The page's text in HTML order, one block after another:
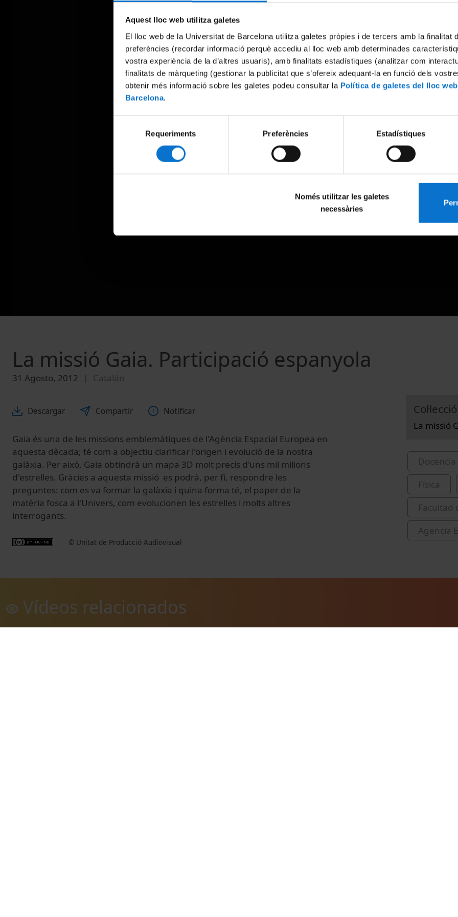
Aquest lloc web utilitza galetes
El lloc web de la Universitat de Barcelona utilitza galetes pròpies i de tercers amb la finalitat
preferències (recordar informació perquè accediu al lloc web amb determinades
vostra experiència de la d’altres usuaris), amb finalitats estadístiques (analitzar com
finalitats de màrqueting (gestionar la publicitat que s’ofereix adequant-la en funció dels
obtenir més informació sobre les galetes podeu consultar la Política de galetes del lloc
Barcelona.
consentiment
Requeriments Preferències Estadístiques
Només utilitzar les galetes
necessàries
Try again
La missió Gaia. Participació espanyola
31 Agosto, 2012 Catalán
Descargar Compartir Notificar
Gaia és una de les missions emblemàtiques de l'Agència Espacial Europea en
aquesta dècada; té com a objectiu clarificar l'origen i evolució de la nostra
galàxia. Per això, Gaia obtindrà un mapa 3D molt precís d'uns mil milions
d'estrelles. Gràcies a aquesta missió es podrà, per fi, respondre les
preguntes: com es va formar la galàxia i quina forma té, el paper de la
matèria fosca a l'Univers, com evolucionen les estrelles i molts altres
interrogants.
© Unitat de Producció Audiovisual
Col·lecció
La missió
Física
Facultad
Agencia
Vídeos relacionados